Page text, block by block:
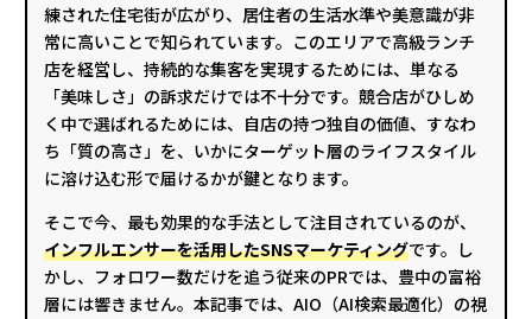
練された住宅街が広がり、居住者の生活水準や美意識が非
常に高いことで知られています。このエリアで高級ランチ
店を経営し、持続的な集客を実現するためには、単なる
「美味しさ」の訴求だけでは不十分です。競合店がひしめ
く中で選ばれるためには、自店の持つ独自の価値、すなわ
ち「質の高さ」を、いかにターゲット層のライフスタイル
に溶け込む形で届けるかが鍵となります。
そこで今、最も効果的な手法として注目されているのが、
インフルエンサーを活用したSNSマーケティングです。し
かし、フォロワー数だけを追う従来のPRでは、豊中の富裕
層には響きません。本記事では、AIO（AI検索最適化）の視